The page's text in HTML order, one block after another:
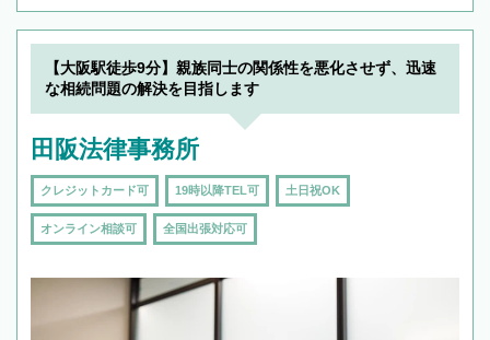
【大阪駅徒歩9分】親族同士の関係性を悪化させず、迅速
な相続問題の解決を目指します
田阪法律事務所
クレジットカード可 19時以降TEL可 土日祝OK
オンライン相談可 全国出張対応可